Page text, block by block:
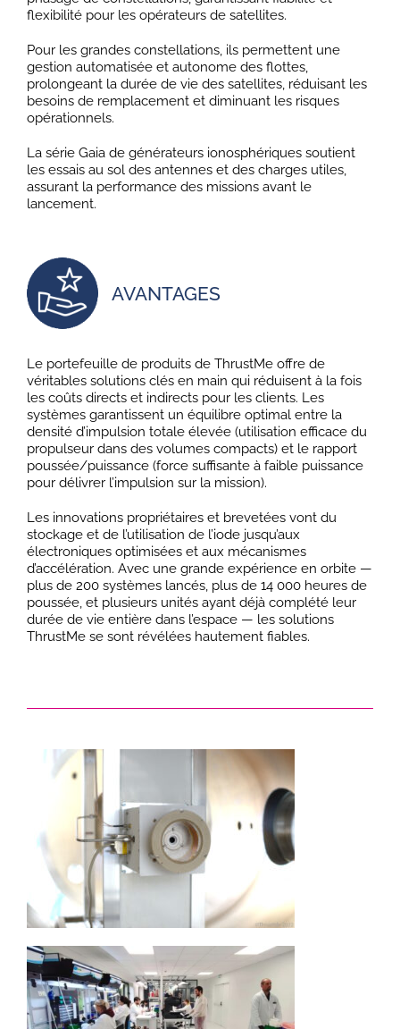
flexibilité pour les opérateurs de satellites.
Pour les grandes constellations, ils permettent une
gestion automatisée et autonome des flottes,
prolongeant la durée de vie des satellites, réduisant les
besoins de remplacement et diminuant les risques
opérationnels.
La série Gaia de générateurs ionosphériques soutient
les essais au sol des antennes et des charges utiles,
assurant la performance des missions avant le
lancement.
AVANTAGES
Le portefeuille de produits de ThrustMe offre de
véritables solutions clés en main qui réduisent à la fois
les coûts directs et indirects pour les clients. Les
systèmes garantissent un équilibre optimal entre la
densité d’impulsion totale élevée (utilisation efficace du
propulseur dans des volumes compacts) et le rapport
poussée/puissance (force suffisante à faible puissance
pour délivrer l’impulsion sur la mission).
Les innovations propriétaires et brevetées vont du
stockage et de l’utilisation de l’iode jusqu’aux
électroniques optimisées et aux mécanismes
d’accélération. Avec une grande expérience en orbite —
plus de 200 systèmes lancés, plus de 14 000 heures de
poussée, et plusieurs unités ayant déjà complété leur
durée de vie entière dans l’espace — les solutions
ThrustMe se sont révélées hautement fiables.